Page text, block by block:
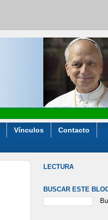
Vínculos
Contacto
LECTURA
BUSCAR ESTE